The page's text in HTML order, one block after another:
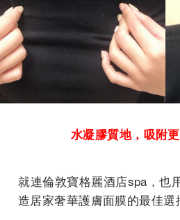
水凝膠質地，吸附
就連倫敦寶格麗酒店spa，也
造居家奢華護膚面膜的最佳選